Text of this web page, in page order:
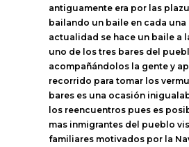
antiguamente era por las
bailando un baile en cada una
actualidad se hace un baile a
uno de los tres bares del
acompañándolos la gente y
recorrido para tomar los
bares es una ocasión
los reencuentros pues es
mas inmigrantes del pueblo
familiares motivados por la